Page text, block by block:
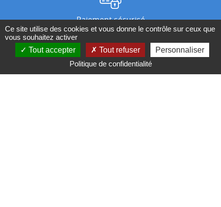
Paiement sécurisé
Nos magasins
Ce site utilise des cookies et vous donne le contrôle sur ceux que
vous souhaitez activer
Tout accepter
Tout refuser
Personnaliser
Politique de confidentialité